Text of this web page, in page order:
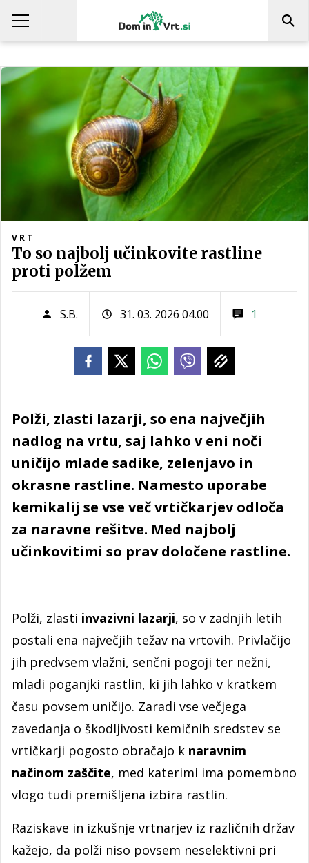
VRT
To so najbolj učinkovite rastline
proti polžem
S.B. 31. 03. 2026 04.00 1
Polži, zlasti lazarji, so ena največjih
nadlog na vrtu, saj lahko v eni noči
uničijo mlade sadike, zelenjavo in
okrasne rastline. Namesto uporabe
kemikalij se vse več vrtičkarjev odloča
za naravne rešitve. Med najbolj
učinkovitimi so prav določene rastline.
Polži, zlasti invazivni lazarji, so v zadnjih letih
postali ena največjih težav na vrtovih. Privlačijo
jih predvsem vlažni, senčni pogoji ter nežni,
mladi poganjki rastlin, ki jih lahko v kratkem
času povsem uničijo. Zaradi vse večjega
zavedanja o škodljivosti kemičnih sredstev se
vrtičkarji pogosto obračajo k naravnim
načinom zaščite, med katerimi ima pomembno
vlogo tudi premišljena izbira rastlin.
Raziskave in izkušnje vrtnarjev iz različnih držav
kažejo, da polži niso povsem neselektivni pri